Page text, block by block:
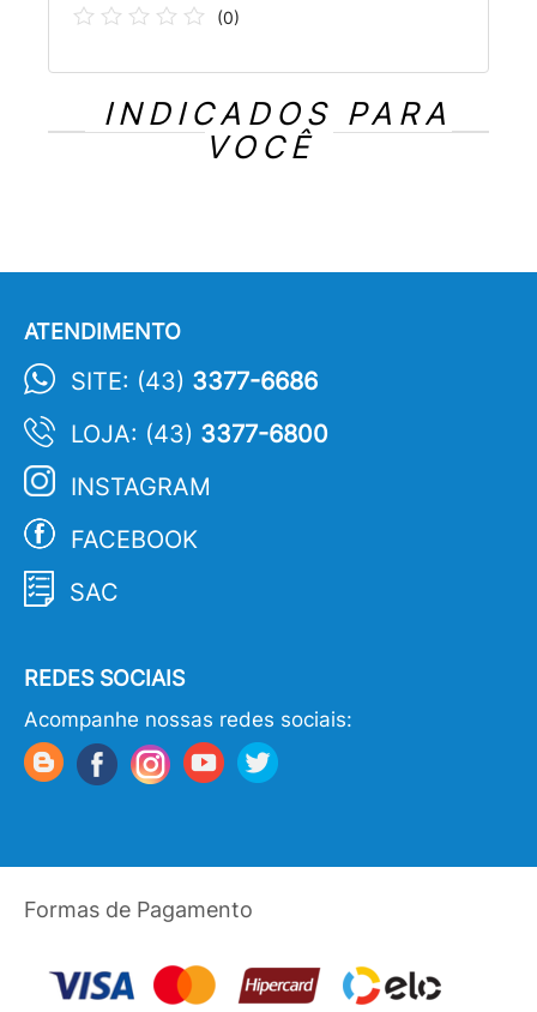
(0)
INDICADOS PARA
VOCÊ
ATENDIMENTO
SITE: (43) 3377-6686
LOJA: (43) 3377-6800
INSTAGRAM
FACEBOOK
SAC
REDES SOCIAIS
Acompanhe nossas redes sociais:
Formas de Pagamento